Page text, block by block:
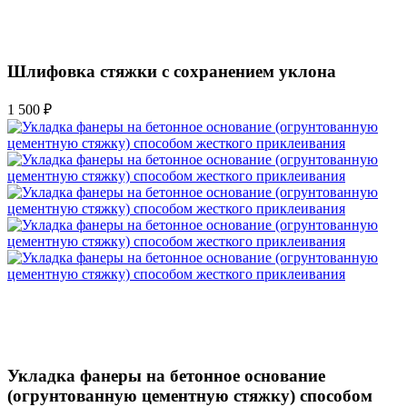
Шлифовка стяжки с сохранением уклона
1 500 ₽
Укладка фанеры на бетонное основание
(огрунтованную цементную стяжку) способом